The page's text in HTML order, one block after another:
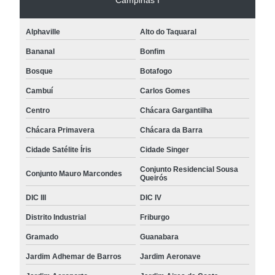
Alphaville Alto do Taquaral
Bananal Bonfim
Bosque Botafogo
Cambuí Carlos Gomes
Centro Chácara Gargantilha
Chácara Primavera Chácara da Barra
Cidade Satélite Íris Cidade Singer
Conjunto Mauro Marcondes
Conjunto Residencial Sousa
Queirós
DIC III DIC IV
Distrito Industrial Friburgo
Gramado Guanabara
Jardim Adhemar de Barros Jardim Aeronave